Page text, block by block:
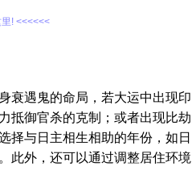
! <<<<<<
衰遇鬼的命局，若大运中出现印
抵御官杀的克制；或者出现比劫
择与日主相生相助的年份，如日
此外，还可以通过调整居住环境